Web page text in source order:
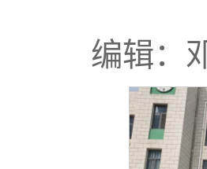
编辑：